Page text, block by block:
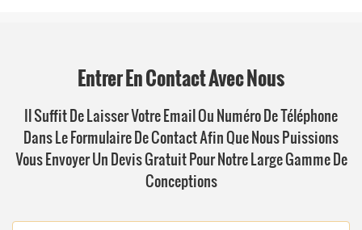
Entrer En Contact Avec Nous
Il Suffit De Laisser Votre Email Ou Numéro De Téléphone
Dans Le Formulaire De Contact Afin Que Nous Puissions
Vous Envoyer Un Devis Gratuit Pour Notre Large Gamme De
Conceptions